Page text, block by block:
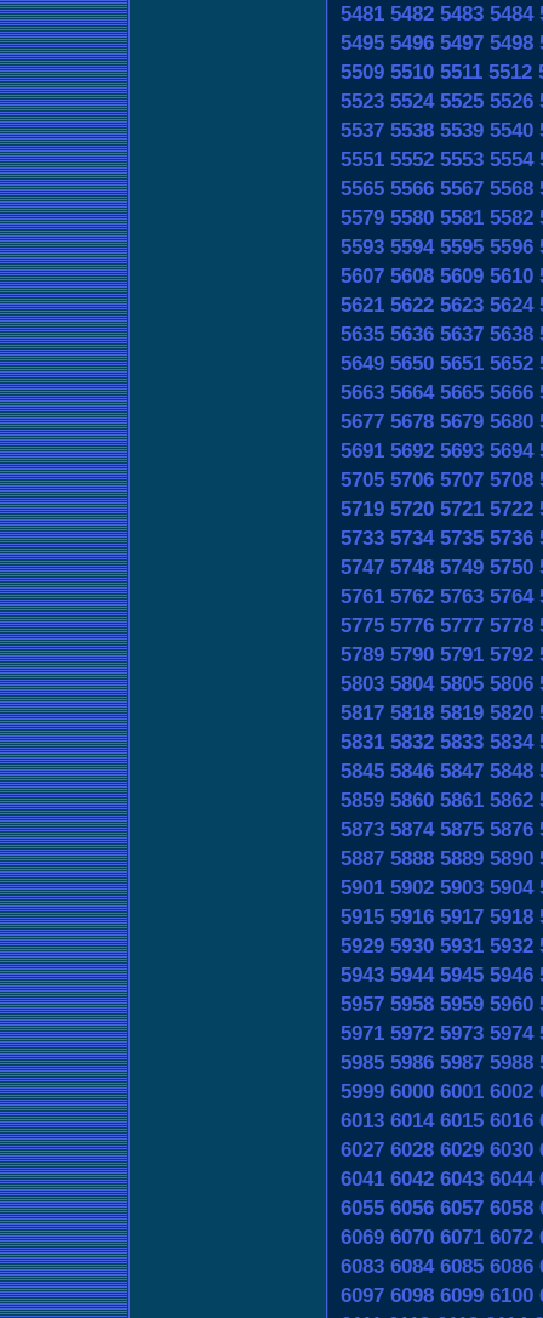
5481 5482 5483 5484
5495 5496 5497 5498
5509 5510 5511 5512
5523 5524 5525 5526
5537 5538 5539 5540
5551 5552 5553 5554
5565 5566 5567 5568
5579 5580 5581 5582
5593 5594 5595 5596
5607 5608 5609 5610
5621 5622 5623 5624
5635 5636 5637 5638
5649 5650 5651 5652
5663 5664 5665 5666
5677 5678 5679 5680
5691 5692 5693 5694
5705 5706 5707 5708
5719 5720 5721 5722
5733 5734 5735 5736
5747 5748 5749 5750
5761 5762 5763 5764
5775 5776 5777 5778
5789 5790 5791 5792
5803 5804 5805 5806
5817 5818 5819 5820
5831 5832 5833 5834
5845 5846 5847 5848
5859 5860 5861 5862
5873 5874 5875 5876
5887 5888 5889 5890
5901 5902 5903 5904
5915 5916 5917 5918
5929 5930 5931 5932
5943 5944 5945 5946
5957 5958 5959 5960
5971 5972 5973 5974
5985 5986 5987 5988
5999 6000 6001 6002
6013 6014 6015 6016
6027 6028 6029 6030
6041 6042 6043 6044
6055 6056 6057 6058
6069 6070 6071 6072
6083 6084 6085 6086
6097 6098 6099 6100